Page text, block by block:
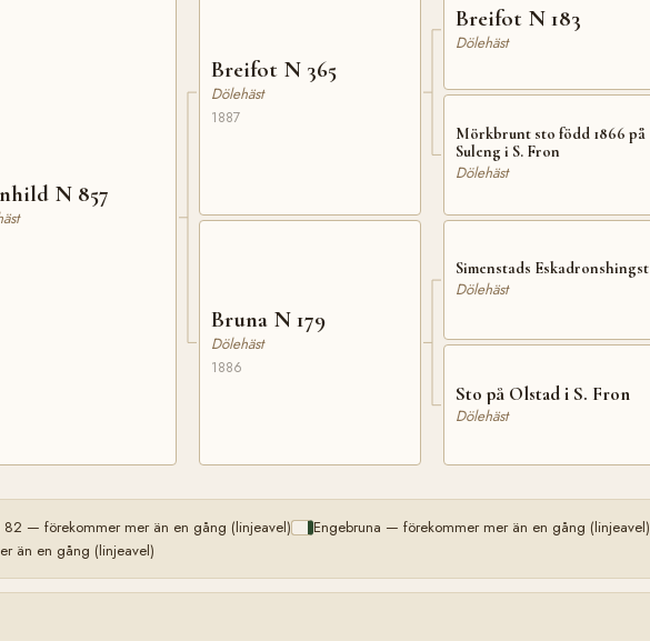
N 857
Breifot N 365
Dölehäst
1887
Bruna N 179
Dölehäst
1886
Breifot N 183
Dölehäst
Mörkbrunt sto född 1866 på
Suleng i S. Fron
Dölehäst
Simenstads Eskadronshingst
Dölehäst
Sto på Olstad i S. Fron
Dölehäst
82 — förekommer mer än en gång (linjeavel)
Engebruna — förekommer mer än en gång (linjeavel)
än en gång (linjeavel)